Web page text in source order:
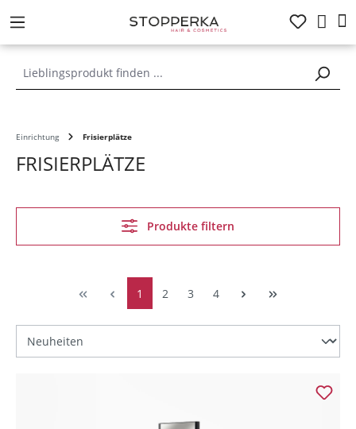
springen
Einrichtung Frisierplätze
FRISIERPLÄTZE
Produkte filtern
1 2 3 4